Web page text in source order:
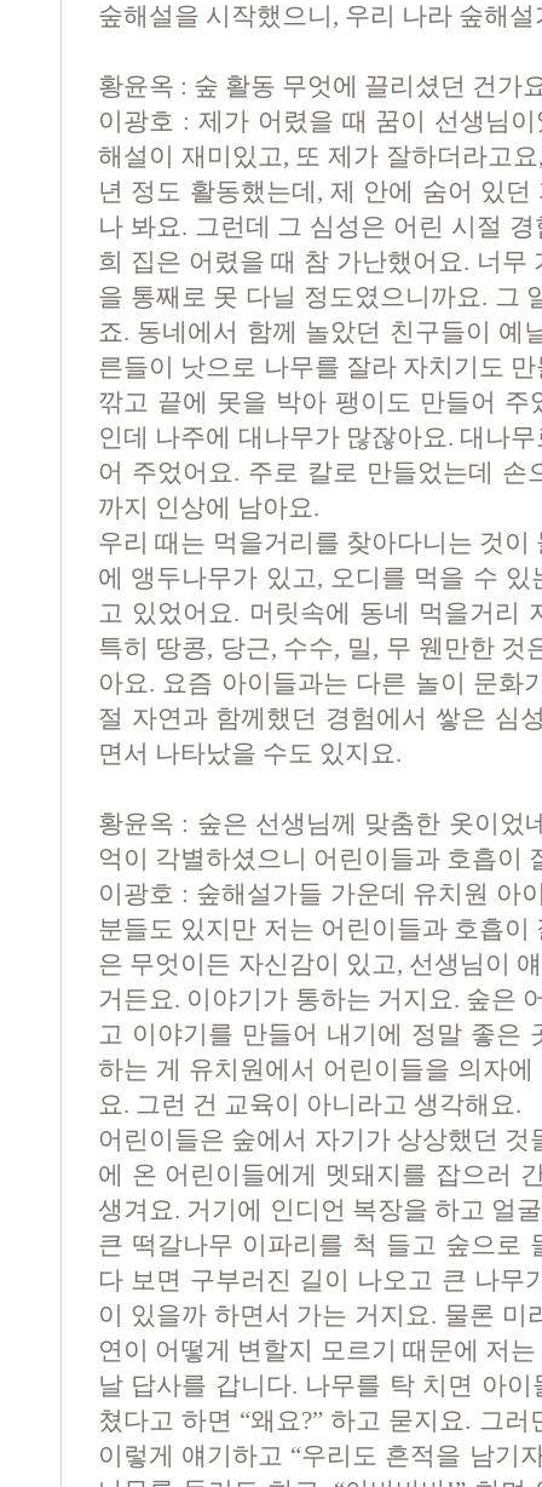
숲해설을 시작했으니, 우리 나라 숲해
황윤옥 : 숲 활동 무엇에 끌리셨던 건가
이광호 : 제가 어렸을 때 꿈이 선생님
해설이 재미있고, 또 제가 잘하더라고
년 정도 활동했는데, 제 안에 숨어 있
나 봐요. 그런데 그 심성은 어린 시절
희 집은 어렸을 때 참 가난했어요. 너무
을 통째로 못 다닐 정도였으니까요. 그
죠. 동네에서 함께 놀았던 친구들이 예
른들이 낫으로 나무를 잘라 자치기도
깎고 끝에 못을 박아 팽이도 만들어 주
인데 나주에 대나무가 많잖아요. 대나
어 주었어요. 주로 칼로 만들었는데 손
까지 인상에 남아요.
우리 때는 먹을거리를 찾아다니는 것이
에 앵두나무가 있고, 오디를 먹을 수
고 있었어요. 머릿속에 동네 먹을거리
특히 땅콩, 당근, 수수, 밀, 무 웬만한 것
아요. 요즘 아이들과는 다른 놀이 문화
절 자연과 함께했던 경험에서 쌓은 심
면서 나타났을 수도 있지요.
황윤옥 : 숲은 선생님께 맞춤한 옷이었
억이 각별하셨으니 어린이들과 호흡이
이광호 : 숲해설가들 가운데 유치원 아
분들도 있지만 저는 어린이들과 호흡이
은 무엇이든 자신감이 있고, 선생님이
거든요. 이야기가 통하는 거지요. 숲은
고 이야기를 만들어 내기에 정말 좋은
하는 게 유치원에서 어린이들을 의자
요. 그런 건 교육이 아니라고 생각해요.
어린이들은 숲에서 자기가 상상했던 것
에 온 어린이들에게 멧돼지를 잡으러
생겨요. 거기에 인디언 복장을 하고 얼
큰 떡갈나무 이파리를 척 들고 숲으로
다 보면 구부러진 길이 나오고 큰 나무
이 있을까 하면서 가는 거지요. 물론 미
연이 어떻게 변할지 모르기 때문에 저
날 답사를 갑니다. 나무를 탁 치면 아
쳤다고 하면 “왜요?” 하고 묻지요. 그러
이렇게 얘기하고 “우리도 흔적을 남기